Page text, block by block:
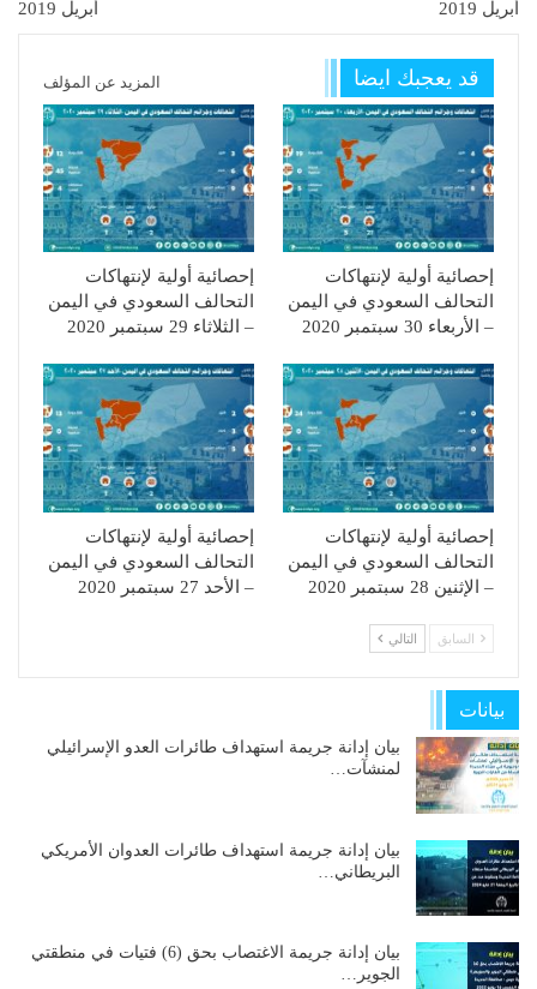
أبريل 2019
أبريل 2019
قد يعجبك ايضا المزيد عن المؤلف
إحصائية أولية لإنتهاكات
التحالف السعودي في اليمن
– الأربعاء 30 سبتمبر 2020
إحصائية أولية لإنتهاكات
التحالف السعودي في اليمن
– الثلاثاء 29 سبتمبر 2020
إحصائية أولية لإنتهاكات
التحالف السعودي في اليمن
– الإثنين 28 سبتمبر 2020
إحصائية أولية لإنتهاكات
التحالف السعودي في اليمن
– الأحد 27 سبتمبر 2020
السابق التالي
بيانات
بيان إدانة جريمة استهداف طائرات العدو الإسرائيلي
لمنشآت…
بيان إدانة جريمة استهداف طائرات العدوان الأمريكي
البريطاني…
بيان إدانة جريمة الاغتصاب بحق (6) فتيات في منطقتي
الجوير…